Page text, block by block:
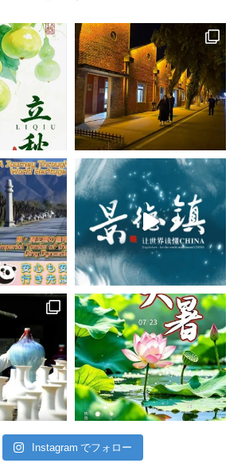
Instagram でフォロー